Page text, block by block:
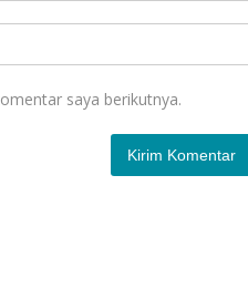
saya berikutnya.